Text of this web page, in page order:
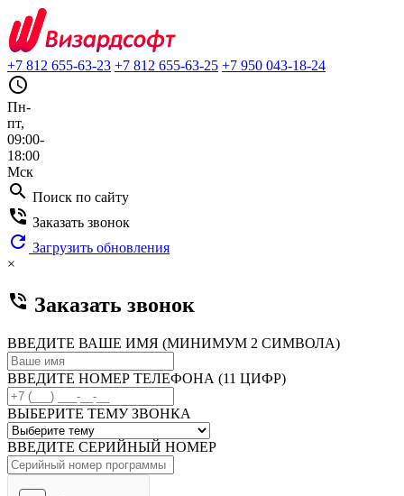
+7 812 655-63-23 +7 812 655-63-25 +7 950 043-18-24
query_builder
Пн-
пт,
09:00-
18:00
Мск
search Поиск по сайту
phone_in_talk Заказать звонок
refresh Загрузить обновления
×
phone_in_talk Заказать звонок
ВВЕДИТЕ ВАШЕ ИМЯ (МИНИМУМ 2 СИМВОЛА)
ВВЕДИТЕ НОМЕР ТЕЛЕФОНА (11 ЦИФР)
ВЫБЕРИТЕ ТЕМУ ЗВОНКА
ВВЕДИТЕ СЕРИЙНЫЙ НОМЕР